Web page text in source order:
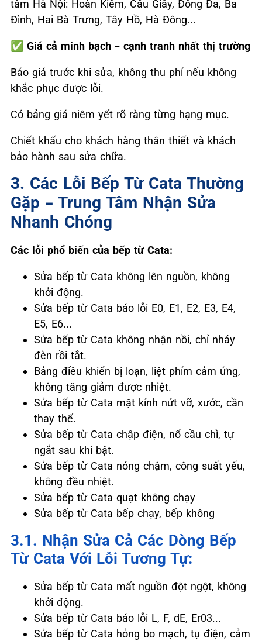
tâm Hà Nội: Hoàn Kiếm, Cầu Giấy, Đống Đa, Ba
Đình, Hai Bà Trưng, Tây Hồ, Hà Đông...
✅ Giá cả minh bạch – cạnh tranh nhất thị trường
Báo giá trước khi sửa, không thu phí nếu không
khắc phục được lỗi.
Có bảng giá niêm yết rõ ràng từng hạng mục.
Chiết khấu cho khách hàng thân thiết và khách
bảo hành sau sửa chữa.
3. Các Lỗi Bếp Từ Cata Thường
Gặp – Trung Tâm Nhận Sửa
Nhanh Chóng
Các lỗi phổ biến của bếp từ Cata:
Sửa bếp từ Cata không lên nguồn, không
khởi động.
Sửa bếp từ Cata báo lỗi E0, E1, E2, E3, E4,
E5, E6...
Sửa bếp từ Cata không nhận nồi, chỉ nháy
đèn rồi tắt.
Bảng điều khiển bị loạn, liệt phím cảm ứng,
không tăng giảm được nhiệt.
Sửa bếp từ Cata mặt kính nứt vỡ, xước, cần
thay thế.
Sửa bếp từ Cata chập điện, nổ cầu chì, tự
ngắt sau khi bật.
Sửa bếp từ Cata nóng chậm, công suất yếu,
không đều nhiệt.
Sửa bếp từ Cata quạt không chạy
Sửa bếp từ Cata bếp chạy, bếp không
3.1. Nhận Sửa Cả Các Dòng Bếp
Từ Cata Với Lỗi Tương Tự:
Sửa bếp từ Cata mất nguồn đột ngột, không
khởi động.
Sửa bếp từ Cata báo lỗi L, F, dE, Er03...
Sửa bếp từ Cata hỏng bo mạch, tụ điện, cảm